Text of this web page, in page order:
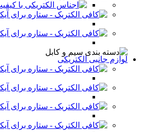
لوازم جانبی الکتریکی